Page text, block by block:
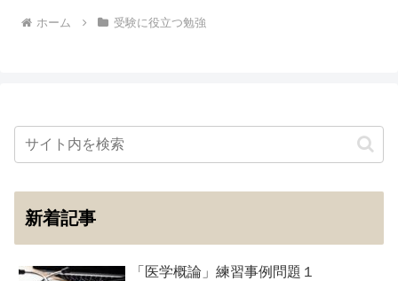
ホーム 受験に役立つ勉強
新着記事
「医学概論」練習事例問題１